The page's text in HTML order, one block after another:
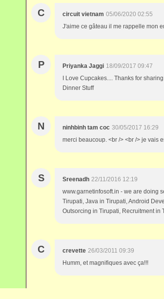
C circuit vietnam 05/06/2020 02:55
J'aime ce gâteau il me rappelle mon
P Priyanka Jaggi 18/09/2017 09:47
I Love Cupcakes.... Thanks for
Dinner Stuff
N ninhbinh tam coc 30/05/2017 16:29
merci beaucoup. <br /> <br /> je vais
S Sreenadh 22/11/2016 12:19
www.garnetinfosoft.in - we are doing
Tirupati, Java in Tirupati, Android
Outsorcing in Tirupati, Recruitment in
C crevette 26/03/2011 09:39
Humm, et magnifiques avec ça!!!